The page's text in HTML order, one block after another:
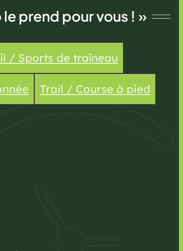
prend pour vous ! »
/ Sports de traîneau
Trail / Course à pied